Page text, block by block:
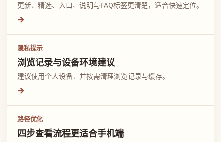
更新、精选、入口、说明与FAQ标签更清楚，适合快速定位。
→
隐私提示
浏览记录与设备环境建议
建议使用个人设备，并按需清理浏览记录与缓存。
→
路径优化
四步查看流程更适合手机端